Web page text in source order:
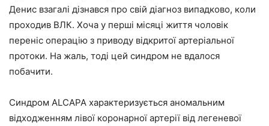
Денис взагалі дізнався про свій діагноз випадково, коли
проходив ВЛК. Хоча у перші місяці життя чоловік
переніс операцію з приводу відкритої артеріальної
протоки. На жаль, тоді цей синдром не вдалося
побачити.
Синдром ALCAPA характеризується аномальним
відходженням лівої коронарної артерії від легеневої